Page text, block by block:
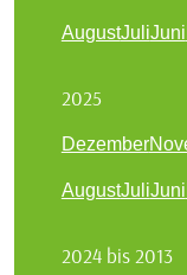
AugustJuliJuni
2025
Dezember
AugustJuliJuni
2024 bis 2013